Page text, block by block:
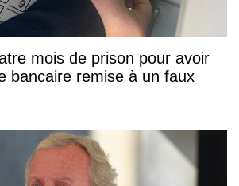
mois de prison pour avoir
bancaire remise à un faux